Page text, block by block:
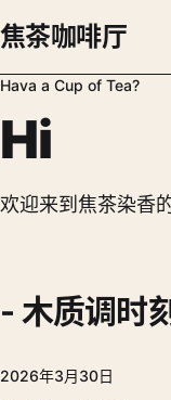
焦茶咖啡厅
Hava a Cup of Tea?
Hi
欢迎来到焦茶染香
- 木质调时
2026年3月30日